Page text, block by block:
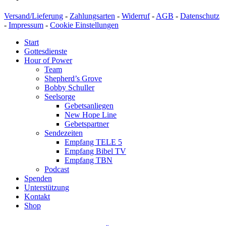
Versand/Lieferung - Zahlungsarten - Widerruf- AGB - Datenschutz
- Impressum - Cookie Einstellungen
Start
Gottesdienste
Hour of Power
Team
Shepherd’s Grove
Bobby Schuller
Seelsorge
Gebetsanliegen
New Hope Line
Gebetspartner
Sendezeiten
Empfang TELE 5
Empfang Bibel TV
Empfang TBN
Podcast
Spenden
Unterstützung
Kontakt
Shop